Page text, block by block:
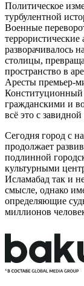
Политическое
турбулентной
Военные
разворачивалось
столицы,
пространство в
Аресты премьер-
Конституционный
гражданскими и
всё это с
Сегодня город с
продолжает
подлинной
культурными
Исламабад так и
смысле, однако
определяющие
миллионов